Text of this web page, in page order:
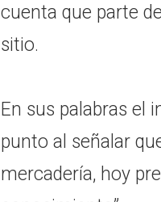
cuenta que parte
sitio.
En sus palabras el
punto al señalar
mercadería, hoy